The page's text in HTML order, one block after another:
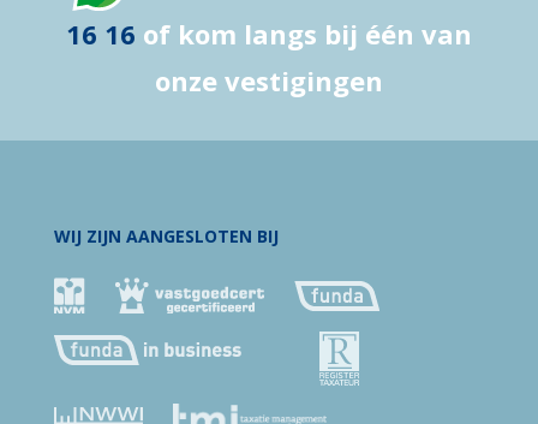
16 16 of kom langs bij één van
onze vestigingen
WIJ ZIJN AANGESLOTEN BIJ